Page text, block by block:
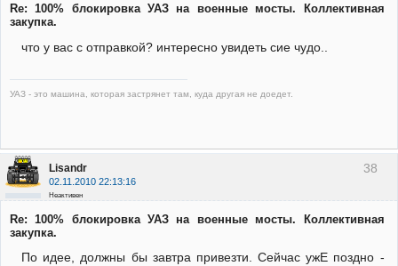
Re: 100% блокировка УАЗ на военные мосты. Коллективная
закупка.
что у вас с отправкой? интересно увидеть сие чудо..
УАЗ - это машина, которая застрянет там, куда другая не доедет.
38
Lisandr
02.11.2010 22:13:16
Неактивен
Re: 100% блокировка УАЗ на военные мосты. Коллективная
закупка.
По идее, должны бы завтра привезти. Сейчас ужЕ поздно -